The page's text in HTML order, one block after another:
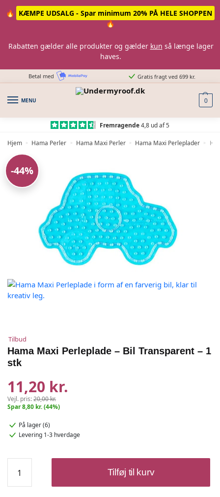
🔥
KÆMPE UDSALG - Spar minimum 20% PÅ HELE SHOPPEN
🔥
Rabatten gælder alle produkter og gælder kun så længe lager
haves.
Betal med Gratis fragt ved 699 kr.
MENU 0
Fremragende4,8 ud af 5
Hjem » Hama Perler » Hama Maxi Perler » Hama Maxi Perleplader »
-44%
Tilbud
Hama Maxi Perleplade – Bil Transparent – 1
stk
11,20 kr.
Vejl. pris:20,00 kr.
Spar 8,80 kr. (44%)
På lager (6)
Levering 1-3 hverdage
Maxi
Perleplade
Tilføj til kurv